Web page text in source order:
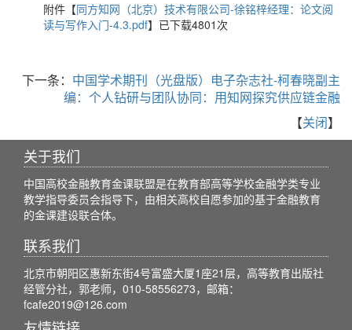
附件【同方知网（北京）技术有限公司-徐铭梓经理：论文阅
读与写作入门-4.3.pdf】已下载4801次
下一条： 中国学术期刊（光盘版）电子杂志社-柯春晓副主
编：个人钻研与团队协同：用知网探究供应链金融
【关闭】
关于我们
中国高校金融教育金课联盟是在教育部高等学校金融学类专业
教学指导委员会指导下，由相关高校自愿参加的基于金融教育
的金课建设联合体。
联系我们
北京市朝阳区惠新东街4号富盛大厦1座21层，高等教育出版社
经管分社，郭老师，010-58556273，邮箱：
fcafe2019@126.com